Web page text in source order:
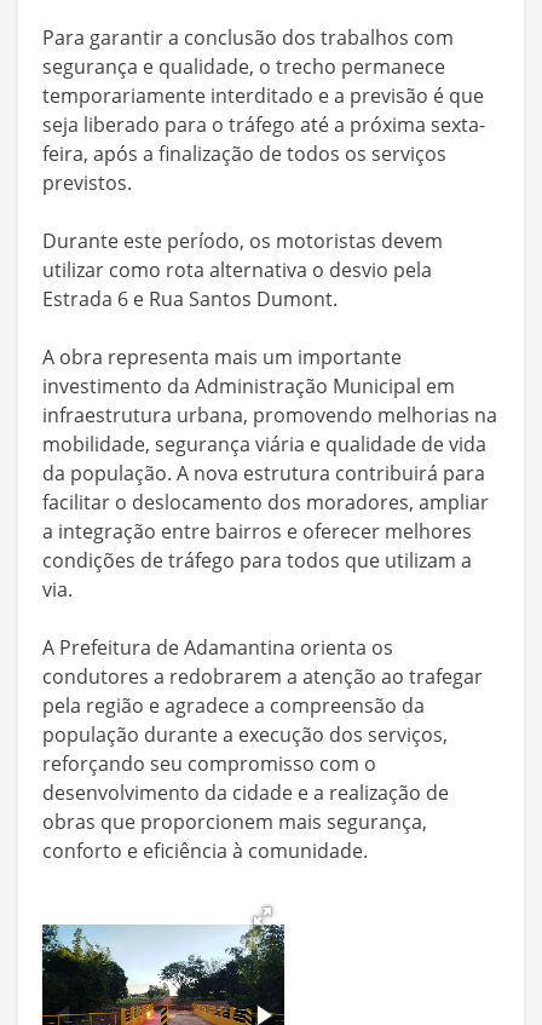
Para garantir a conclusão dos trabalhos com
segurança e qualidade, o trecho permanece
temporariamente interditado e a previsão é que
seja liberado para o tráfego até a próxima sexta-
feira, após a finalização de todos os serviços
previstos.
Durante este período, os motoristas devem
utilizar como rota alternativa o desvio pela
Estrada 6 e Rua Santos Dumont.
A obra representa mais um importante
investimento da Administração Municipal em
infraestrutura urbana, promovendo melhorias na
mobilidade, segurança viária e qualidade de vida
da população. A nova estrutura contribuirá para
facilitar o deslocamento dos moradores, ampliar
a integração entre bairros e oferecer melhores
condições de tráfego para todos que utilizam a
via.
A Prefeitura de Adamantina orienta os
condutores a redobrarem a atenção ao trafegar
pela região e agradece a compreensão da
população durante a execução dos serviços,
reforçando seu compromisso com o
desenvolvimento da cidade e a realização de
obras que proporcionem mais segurança,
conforto e eficiência à comunidade.